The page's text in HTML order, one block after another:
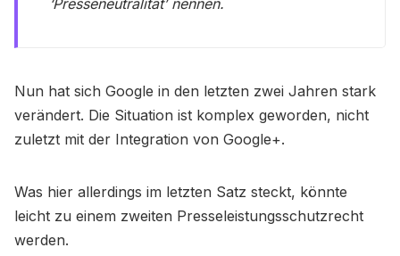
‘Presseneutralität’ nennen.
Nun hat sich Google in den letzten zwei Jahren stark
verändert. Die Situation ist komplex geworden, nicht
zuletzt mit der Integration von Google+.
Was hier allerdings im letzten Satz steckt, könnte
leicht zu einem zweiten Presseleistungsschutzrecht
werden.